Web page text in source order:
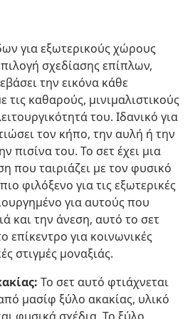
για εξωτερικούς χώρους
σχεδίασης επίπλων,
την εικόνα κάθε
καθαρούς, μινιμαλιστικούς
του. Ιδανικό για
τον κήπο, την αυλή ή την
πισίνα του. Το σετ έχει μια
που ταιριάζει με τον φυσικό
φιλόξενο για τις εξωτερικές
για αυτούς που
και την άνεση, αυτό το σετ
επίκεντρο για κοινωνικές
στιγμές μοναξιάς.
Το σετ αυτό φτιάχνεται
μασίφ ξύλο ακακίας, υλικό